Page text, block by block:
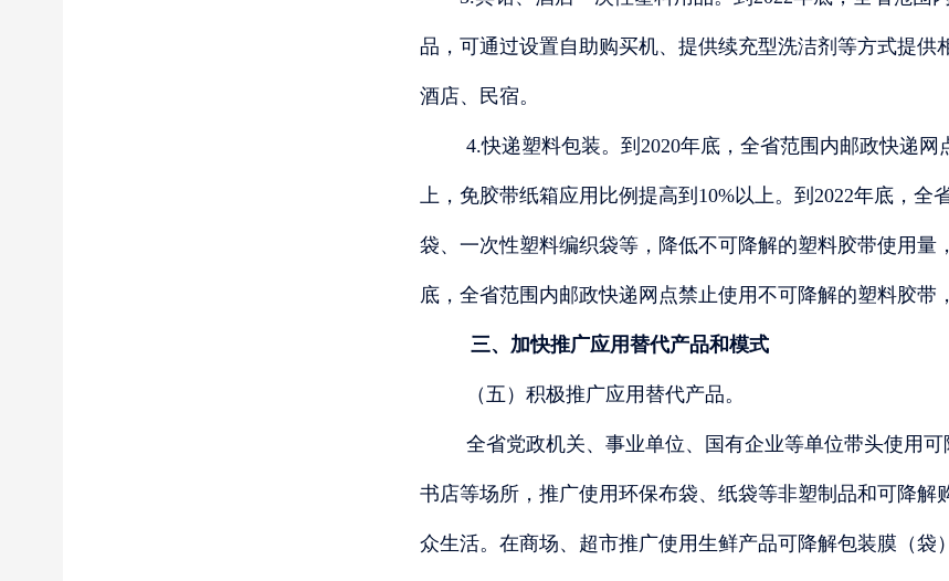
品，可通过设置自助购买机、提供续充型洗洁剂等方式提供
酒店、民宿。
4.快递塑料包装。到2020年底，全省范围内邮政快递
上，免胶带纸箱应用比例提高到10%以上。到2022年底，
袋、一次性塑料编织袋等，降低不可降解的塑料胶带使用量
底，全省范围内邮政快递网点禁止使用不可降解的塑料胶带
三、加快推广应用替代产品和模式
（五）积极推广应用替代产品。
全省党政机关、事业单位、国有企业等单位带头使用
书店等场所，推广使用环保布袋、纸袋等非塑制品和可降
众生活。在商场、超市推广使用生鲜产品可降解包装膜（